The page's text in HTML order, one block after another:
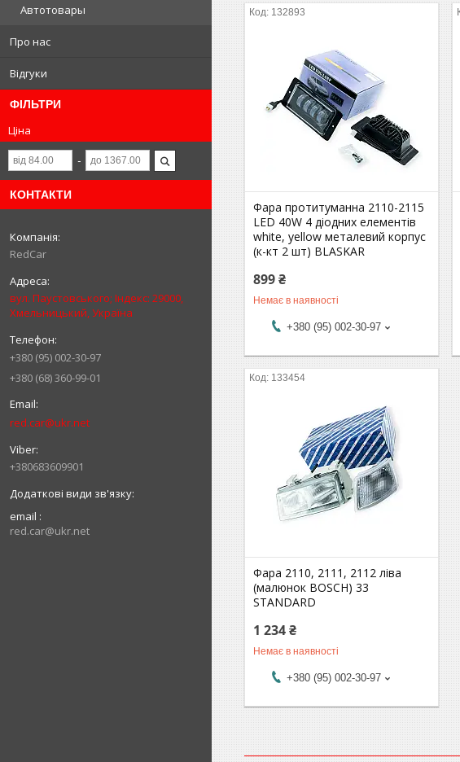
Автотовары
Про нас
Відгуки
ФІЛЬТРИ
Ціна
КОНТАКТИ
RedCar
вул. Паустовського; Індекс: 29000,
Хмельницький, Україна
+380 (95) 002-30-97
+380 (68) 360-99-01
red.car@ukr.net
+380683609901
email
red.car@ukr.net
132893
Фара протитуманна 2110-2115
LED 40W 4 діодних елементів
white, yellow металевий корпус
(к-кт 2 шт) BLASKAR
899 ₴
Немає в наявності
+380 (95) 002-30-97
133454
Фара 2110, 2111, 2112 ліва
(малюнок BOSCH) 33
STANDARD
1 234 ₴
Немає в наявності
+380 (95) 002-30-97